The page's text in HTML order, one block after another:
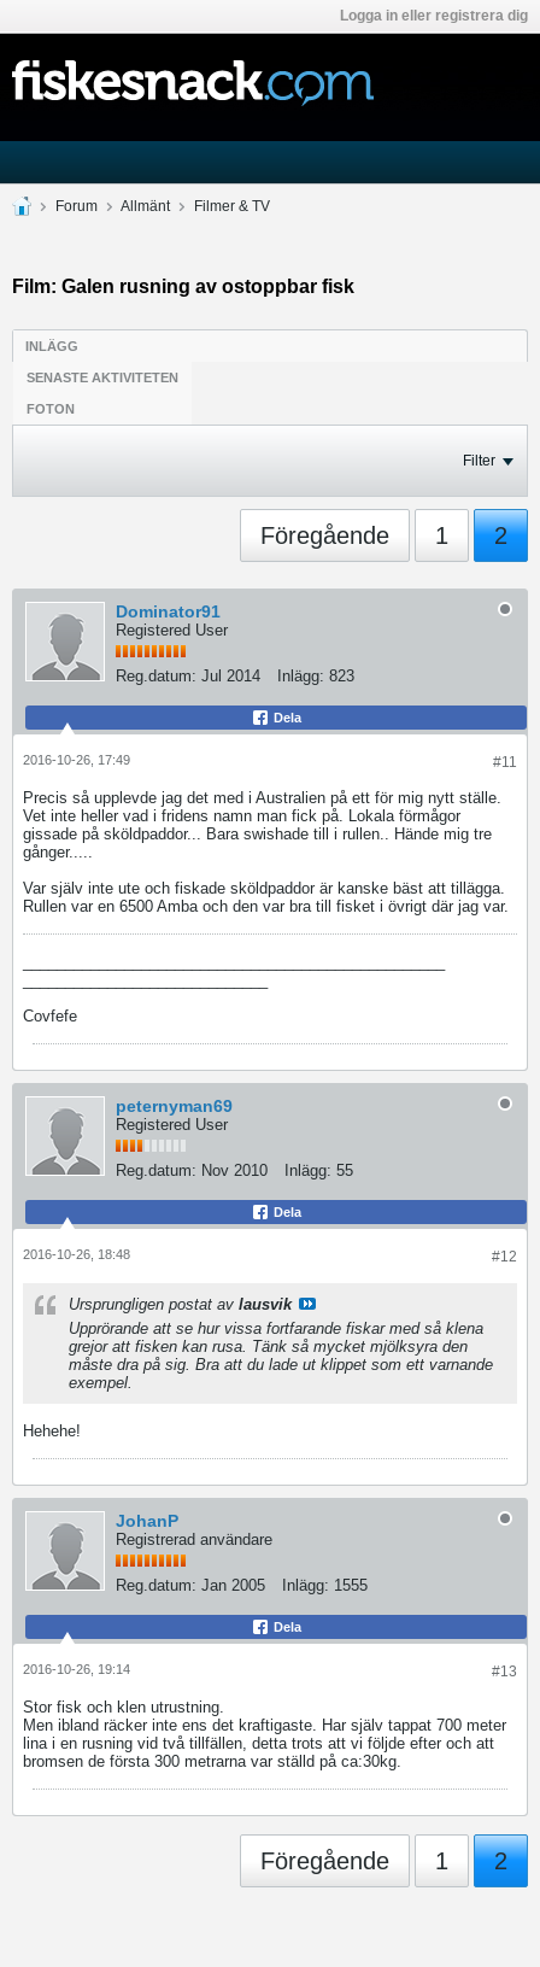
Logga in eller registrera dig
Forum Allmänt Filmer & TV
Film: Galen rusning av ostoppbar fisk
INLÄGG
SENASTE AKTIVITETEN
FOTON
Filter
Föregående 1 2
Dominator91
Registered User
Reg.datum: Jul 2014 Inlägg: 823
Dela
#11
2016-10-26, 17:49
Precis så upplevde jag det med i Australien på ett för mig nytt ställe.
Vet inte heller vad i fridens namn man fick på. Lokala förmågor
gissade på sköldpaddor... Bara swishade till i rullen.. Hände mig tre
gånger.....
Var själv inte ute och fiskade sköldpaddor är kanske bäst att tillägga.
Rullen var en 6500 Amba och den var bra till fisket i övrigt där jag var.
Covfefe
peternyman69
Registered User
Reg.datum: Nov 2010 Inlägg: 55
Dela
#12
2016-10-26, 18:48
Ursprungligen postat av lausvik
Upprörande att se hur vissa fortfarande fiskar med så klena
grejor att fisken kan rusa. Tänk så mycket mjölksyra den
måste dra på sig. Bra att du lade ut klippet som ett varnande
exempel.
Hehehe!
JohanP
Registrerad användare
Reg.datum: Jan 2005 Inlägg: 1555
Dela
#13
2016-10-26, 19:14
Stor fisk och klen utrustning.
Men ibland räcker inte ens det kraftigaste. Har själv tappat 700 meter
lina i en rusning vid två tillfällen, detta trots att vi följde efter och att
bromsen de första 300 metrarna var ställd på ca:30kg.
Föregående 1 2